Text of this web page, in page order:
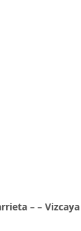
– – Vizcaya